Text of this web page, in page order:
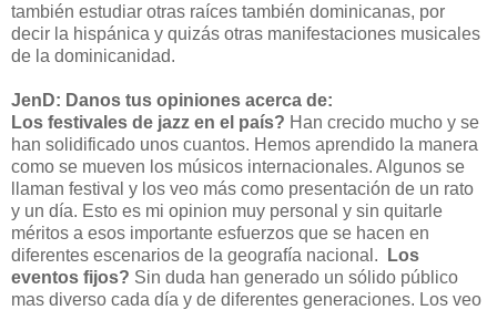
también estudiar otras raíces también dominicanas, por
decir la hispánica y quizás otras manifestaciones musicales
de la dominicanidad.
JenD: Danos tus opiniones acerca de:
Los festivales de jazz en el país? Han crecido mucho y se
han solidificado unos cuantos. Hemos aprendido la manera
como se mueven los músicos internacionales. Algunos se
llaman festival y los veo más como presentación de un rato
y un día. Esto es mi opinion muy personal y sin quitarle
méritos a esos importante esfuerzos que se hacen en
diferentes escenarios de la geografía nacional.
Los
eventos fijos? Sin duda han generado un sólido público
mas diverso cada día y de diferentes generaciones. Los veo